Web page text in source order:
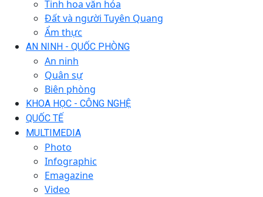
Tinh hoa văn hóa
Đất và người Tuyên Quang
Ẩm thực
AN NINH - QUỐC PHÒNG
An ninh
Quân sự
Biên phòng
KHOA HỌC - CÔNG NGHỆ
QUỐC TẾ
MULTIMEDIA
Photo
Infographic
Emagazine
Video